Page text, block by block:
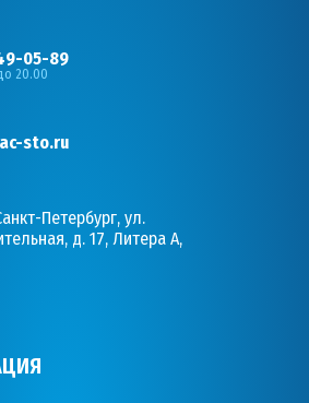
05-89
20.00
sto.ru
Петербург, ул.
д. 17, Литера А,